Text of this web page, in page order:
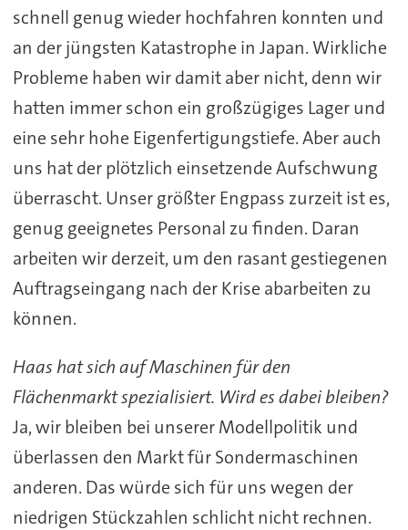
schnell genug wieder hochfahren konnten und
an der jüngsten Katastrophe in Japan. Wirkliche
Probleme haben wir damit aber nicht, denn wir
hatten immer schon ein großzügiges Lager und
eine sehr hohe Eigenfertigungstiefe. Aber auch
uns hat der plötzlich einsetzende Aufschwung
überrascht. Unser größter Engpass zurzeit ist es,
genug geeignetes Personal zu finden. Daran
arbeiten wir derzeit, um den rasant gestiegenen
Auftragseingang nach der Krise abarbeiten zu
können.
Haas hat sich auf Maschinen für den
Flächenmarkt spezialisiert. Wird es dabei bleiben?
Ja, wir bleiben bei unserer Modellpolitik und
überlassen den Markt für Sondermaschinen
anderen. Das würde sich für uns wegen der
niedrigen Stückzahlen schlicht nicht rechnen.